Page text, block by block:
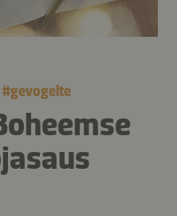
#gevogelte